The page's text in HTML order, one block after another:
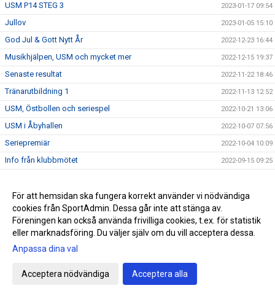
USM P14 STEG 3 2023-01-17 09:54
Jullov 2023-01-05 15:10
God Jul & Gott Nytt År 2022-12-23 16:44
Musikhjälpen, USM och mycket mer 2022-12-15 19:37
Senaste resultat 2022-11-22 18:46
Tränarutbildning 1 2022-11-13 12:52
USM, Östbollen och seriespel 2022-10-21 13:06
USM i Åbyhallen 2022-10-07 07:56
Seriepremiär 2022-10-04 10:09
Info från klubbmötet 2022-09-15 09:25
Halltider säsongen 2022/2023 2022-08-21 15:22
Info-Tavla Rbok - Dagens HallBokningar 2021-11-01 23:45
Gå till Webbversion
För att hemsidan ska fungera korrekt använder vi nödvändiga
cookies från SportAdmin. Dessa går inte att stänga av.
Föreningen kan också använda frivilliga cookies, t.ex. för statistik
eller marknadsföring. Du väljer själv om du vill acceptera dessa.
Anpassa dina val
Acceptera nödvändiga Acceptera alla